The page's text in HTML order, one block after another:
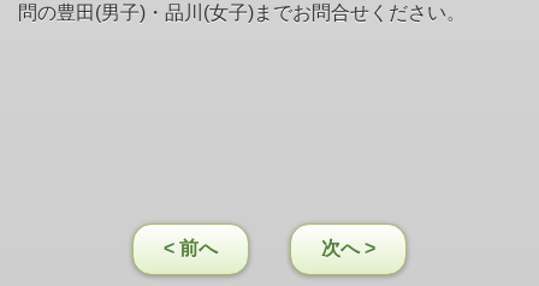
問の豊田(男子)・品川(女子)までお問合せください。
< 前へ 次へ >